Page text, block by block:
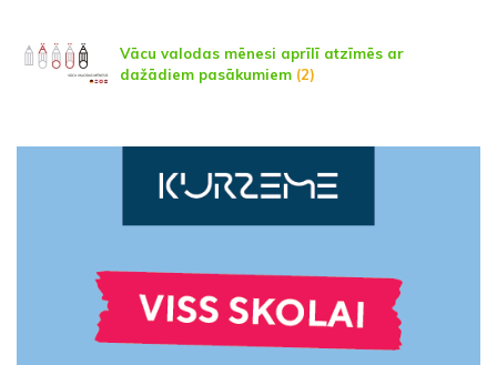
Vācu valodas mēnesi aprīlī atzīmēs ar
dažādiem pasākumiem (2)